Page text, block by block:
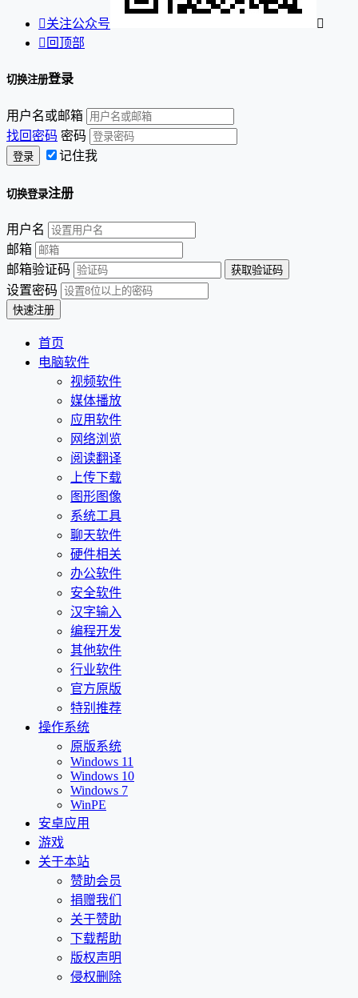
关注公众号

 回顶部
切换注册登录
用户名或邮箱
找回密码 密码
记住我
切换登录注册
用户名
邮箱
邮箱验证码
设置密码
首页
电脑软件
视频软件
媒体播放
应用软件
网络浏览
阅读翻译
上传下载
图形图像
系统工具
聊天软件
硬件相关
办公软件
安全软件
汉字输入
编程开发
其他软件
行业软件
官方原版
特别推荐
操作系统
原版系统
Windows 11
Windows 10
Windows 7
WinPE
安卓应用
游戏
关于本站
赞助会员
捐赠我们
关于赞助
下载帮助
版权声明
侵权删除